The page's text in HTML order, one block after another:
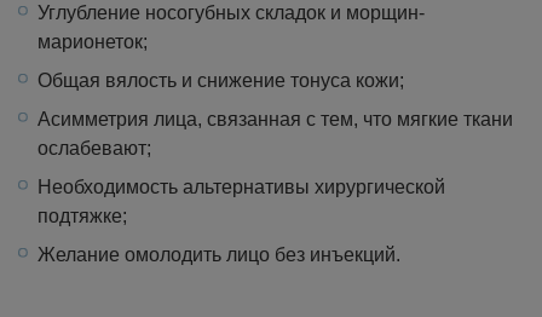
Углубление носогубных складок и морщин-
марионеток;
Общая вялость и снижение тонуса кожи;
Асимметрия лица, связанная с тем, что мягкие ткани
ослабевают;
Необходимость альтернативы хирургической
подтяжке;
Желание омолодить лицо без инъекций.